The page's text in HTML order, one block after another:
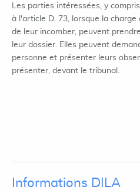
Les parties intéressées, y
à l'article D. 73, lorsque la
de leur incomber, peuvent
leur dossier. Elles peuvent
personne et présenter leurs
présenter, devant le tribunal.
Informations DILA